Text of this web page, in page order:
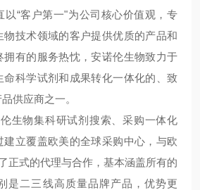
以“客户第一"为公司核心价值观，专
物技术领域的客户提供优质的产品和
拥有的服务热忱，安诺伦生物致力于
命科学试剂和成果转化一体化的 、致
供应商之一。
生物集科研试剂搜索、采购一体化
建立覆盖欧美的全球采购中心，与欧
正式的代理与合作，基本涵盖所有的
是二三线高质量品牌产品，优势更